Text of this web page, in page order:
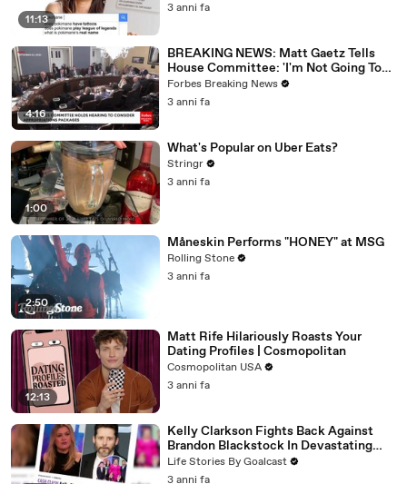
11:13
3 anni fa
4:16
BREAKING NEWS: Matt Gaetz Tells
House Committee: 'I'm Not Going To
Vote For A Continuing Resolution'
Forbes Breaking News
3 anni fa
1:00
What's Popular on Uber Eats?
Stringr
3 anni fa
2:50
Måneskin Performs "HONEY" at MSG
Rolling Stone
3 anni fa
12:13
Matt Rife Hilariously Roasts Your
Dating Profiles | Cosmopolitan
Cosmopolitan USA
3 anni fa
Kelly Clarkson Fights Back Against
Brandon Blackstock In Devastating
Divorce Battle
Life Stories By Goalcast
3 anni fa